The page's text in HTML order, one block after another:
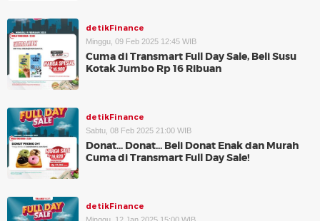
detikFinance
Minggu, 09 Feb 2025 12:45 WIB
Cuma di Transmart Full Day Sale, Beli Susu
Kotak Jumbo Rp 16 Ribuan
detikFinance
Sabtu, 08 Feb 2025 21:00 WIB
Donat... Donat... Beli Donat Enak dan Murah
Cuma di Transmart Full Day Sale!
detikFinance